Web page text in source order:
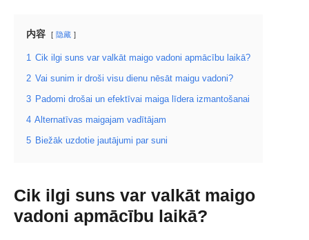
内容 隐藏
1 Cik ilgi suns var valkāt maigo vadoni apmācību laikā?
2 Vai sunim ir droši visu dienu nēsāt maigu vadoni?
3 Padomi drošai un efektīvai maiga līdera izmantošanai
4 Alternatīvas maigajam vadītājam
5 Biežāk uzdotie jautājumi par suni
Cik ilgi suns var valkāt maigo
vadoni apmācību laikā?